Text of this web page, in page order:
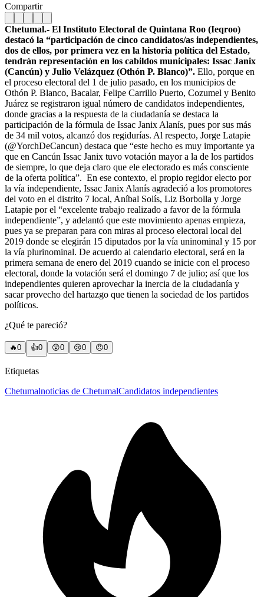
Compartir
Chetumal.- El Instituto Electoral de Quintana Roo (Ieqroo)
destacó la “participación de cinco candidatos/as independientes,
dos de ellos, por primera vez en la historia política del Estado,
tendrán representación en los cabildos municipales: Issac Janix
(Cancún) y Julio Velázquez (Othón P. Blanco)”. Ello, porque en
el proceso electoral del 1 de julio pasado, en los municipios de
Othón P. Blanco, Bacalar, Felipe Carrillo Puerto, Cozumel y Benito
Juárez se registraron igual número de candidatos independientes,
donde gracias a la respuesta de la ciudadanía se destaca la
participación de la fórmula de Issac Janix Alanís, pues por sus más
de 34 mil votos, alcanzó dos regidurías. Al respecto, Jorge Latapie
(@YorchDeCancun) destaca que “este hecho es muy importante ya
que en Cancún Issac Janix tuvo votación mayor a la de los partidos
de siempre, lo que deja claro que ele electorado es más consciente
de la oferta política”. En ese contexto, el propio regidor electo por
la vía independiente, Issac Janix Alanís agradeció a los promotores
del voto en el distrito 7 local, Aníbal Solís, Liz Borbolla y Jorge
Latapie por el “excelente trabajo realizado a favor de la fórmula
independiente”, y adelantó que este movimiento apenas empieza,
pues ya se preparan para con miras al proceso electoral local del
2019 donde se elegirán 15 diputados por la vía uninominal y 15 por
la vía plurinominal. De acuerdo al calendario electoral, será en la
primera semana de enero del 2019 cuando se inicie con el proceso
electoral, donde la votación será el domingo 7 de julio; así que los
independientes quieren aprovechar la inercia de la ciudadanía y
sacar provecho del hartazgo que tienen la sociedad de los partidos
políticos.
¿Qué te pareció?
🔥0 👍0 😲0 😢0 😠0
Etiquetas
Chetumalnoticias de ChetumalCandidatos independientes